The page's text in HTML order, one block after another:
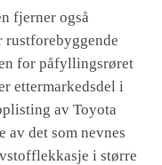
fjerner også
rustforebyggende
for påfyllingsrøret
ettermarkedsdel i
av Toyota
av det som nevnes
i større